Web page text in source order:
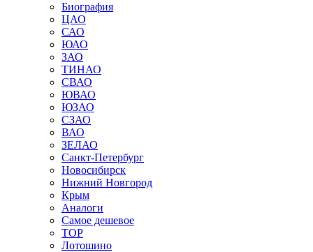
Биография
ЦАО
САО
ЮАО
ЗАО
ТИНАО
СВАО
ЮВАО
ЮЗАО
СЗАО
ВАО
ЗЕЛАО
Санкт-Петербург
Новосибирск
Нижний Новгород
Крым
Аналоги
Самое дешевое
TOP
Лотошино